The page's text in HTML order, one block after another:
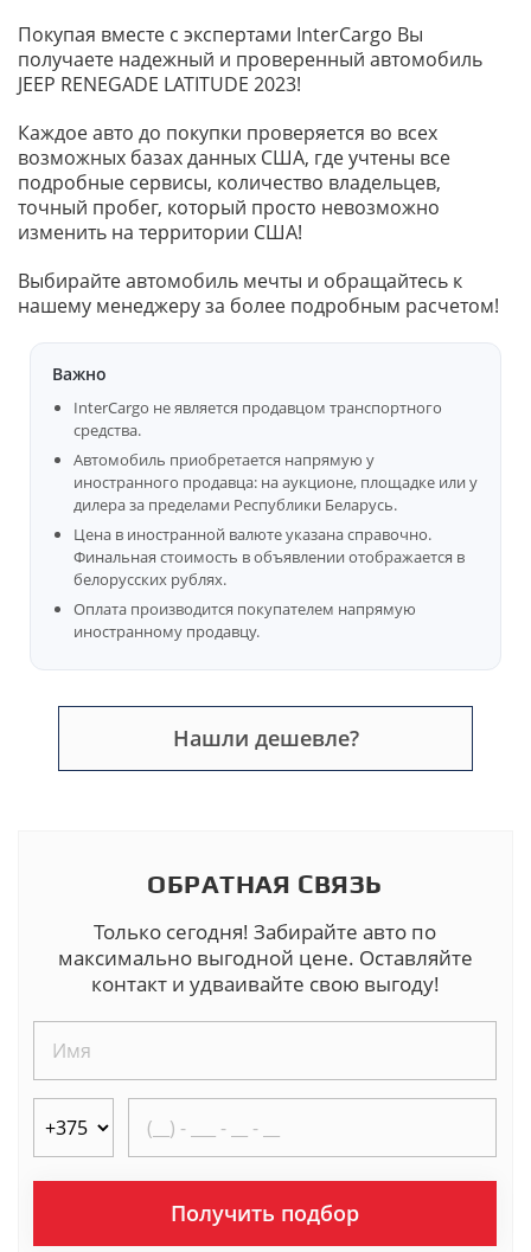
Покупая вместе с экспертами InterCargo Вы
получаете надежный и проверенный автомобиль
JEEP RENEGADE LATITUDE 2023!
Каждое авто до покупки проверяется во всех
возможных базах данных США, где учтены все
подробные сервисы, количество владельцев,
точный пробег, который просто невозможно
изменить на территории США!
Выбирайте автомобиль мечты и обращайтесь к
нашему менеджеру за более подробным расчетом!
Важно
InterCargo не является продавцом транспортного
средства.
Автомобиль приобретается напрямую у
иностранного продавца: на аукционе, площадке или у
дилера за пределами Республики Беларусь.
Цена в иностранной валюте указана справочно.
Финальная стоимость в объявлении отображается в
белорусских рублях.
Оплата производится покупателем напрямую
иностранному продавцу.
Нашли дешевле?
ОБРАТНАЯ СВЯЗЬ
Только сегодня! Забирайте авто по
максимально выгодной цене. Оставляйте
контакт и удваивайте свою выгоду!
Получить подбор